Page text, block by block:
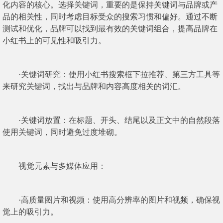
化内容的核心。选择关键词，重要的是保持关键词与品牌或产
品的相关性，同时考虑目标受众的搜索习惯和偏好。通过不断
测试和优化，品牌可以找到最有效的关键词组合，提高品牌在
小红书上的可见性和吸引力。
·关键词研究：使用小红书搜索框下拉推荐、第三方工具等
来研究关键词，找出与品牌和内容高度相关的词汇。
·关键词放置：在标题、开头、结尾以及正文中的自然段落
使用关键词，同时避免过度堆砌。
视觉元素与多媒体应用：
·高质量图片和视频：使用高分辨率的图片和视频，确保视
觉上的吸引力。